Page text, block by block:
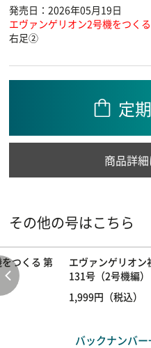
発売日：2026年05月19日
エヴァンゲリオン2号機をつくる
右足②
定
商品詳
その他の号はこちら
つくる 第
エヴァンゲリオン
131号（2号機編）
1,999円（税込）
バックナンバ